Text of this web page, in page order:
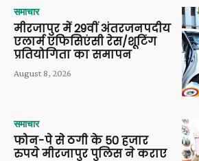
समाचार
मीरजापुर में 29वीं अंतरजनपदीय
एलार्म एफिसिएंसी रेस/शूटिंग
प्रतियोगिता का समापन
August 8, 2026
समाचार
फोन-पे से ठगी के 50 हजार
रुपये मीरजापुर पुलिस ने कराए